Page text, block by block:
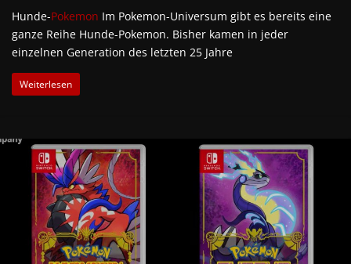
Hunde-Pokemon Im Pokemon-Universum gibt es bereits eine
ganze Reihe Hunde-Pokemon. Bisher kamen in jeder
einzelnen Generation des letzten 25 Jahre
Weiterlesen